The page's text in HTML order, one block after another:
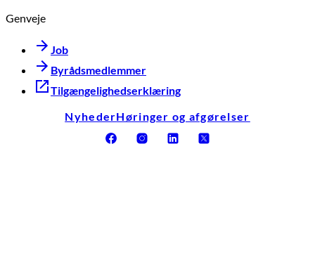
Genveje
Job
Byrådsmedlemmer
Tilgængelighedserklæring
NyhederHøringer og afgørelser